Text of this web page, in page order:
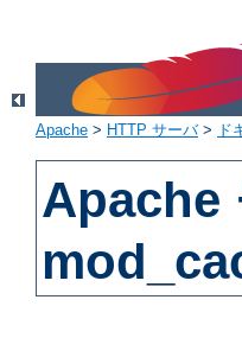
Apache > HTTP サーバ> ド
Apache